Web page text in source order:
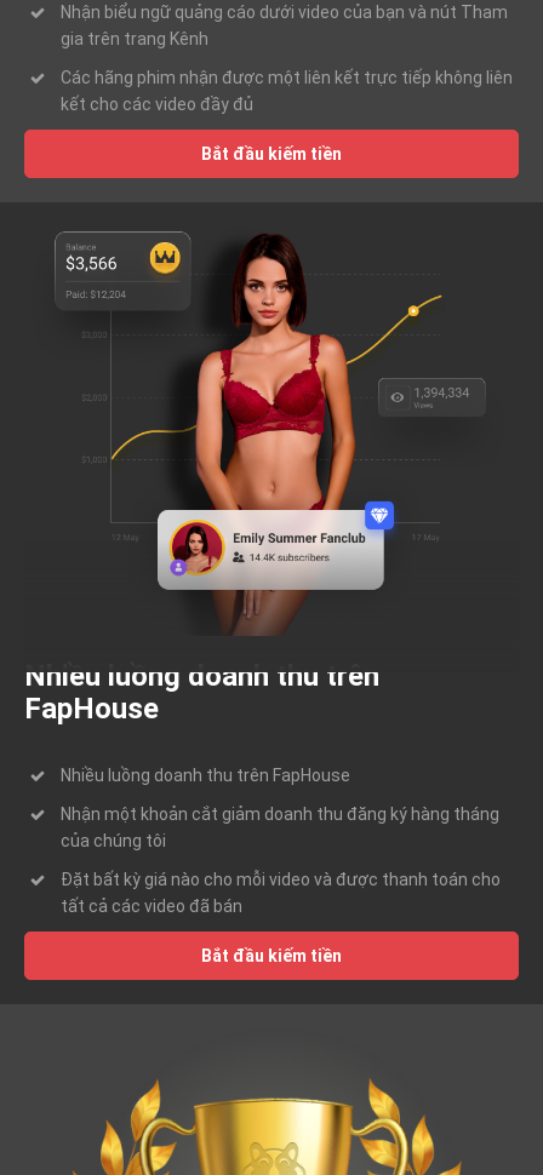
Nhận biểu ngữ quảng cáo dưới video của bạn và nút Tham
gia trên trang Kênh
Các hãng phim nhận được một liên kết trực tiếp không liên
kết cho các video đầy đủ
Bắt đầu kiếm tiền
Nhiều luồng doanh thu trên
FapHouse
Nhiều luồng doanh thu trên FapHouse
Nhận một khoản cắt giảm doanh thu đăng ký hàng tháng
của chúng tôi
Đặt bất kỳ giá nào cho mỗi video và được thanh toán cho
tất cả các video đã bán
Bắt đầu kiếm tiền